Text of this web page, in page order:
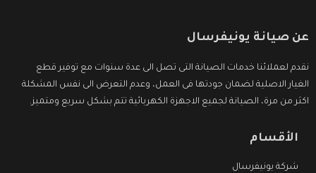
عن صيانة يونيفرسال
نقدم لعملائنا خدمات الصيانة التى تصل الى عدة سنوات مع توفير قطع
الغيار الاصلية لضمان جودتها فى العمل، وعدم التعرض الى نفس المشكلة
اكثر من مرة، الصيانة لجميع الاجهزة الكهربائية تتم بشكل سريع ومتميز.
الأقسام
شركة يونيفرسال